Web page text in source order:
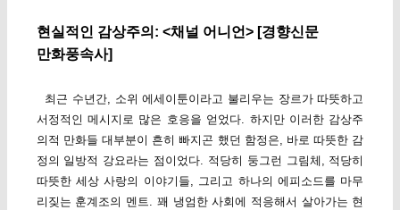
현실적인 감상주의: <채널 어니언> [경향신문
만화풍속사]
최근 수년간, 소위 에세이툰이라고 불리우는 장르가 따뜻하고
서정적인 메시지로 많은 호응을 얻었다. 하지만 이러한 감상주
의적 만화들 대부분이 흔히 빠지곤 했던 함정은, 바로 따뜻한 감
정의 일방적 강요라는 점이었다. 적당히 둥그런 그림체, 적당히
따뜻한 세상 사랑의 이야기들, 그리고 하나의 에피소드를 마무
리짖는 훈계조의 멘트. 꽤 냉엄한 사회에 적응해서 살아가는 현